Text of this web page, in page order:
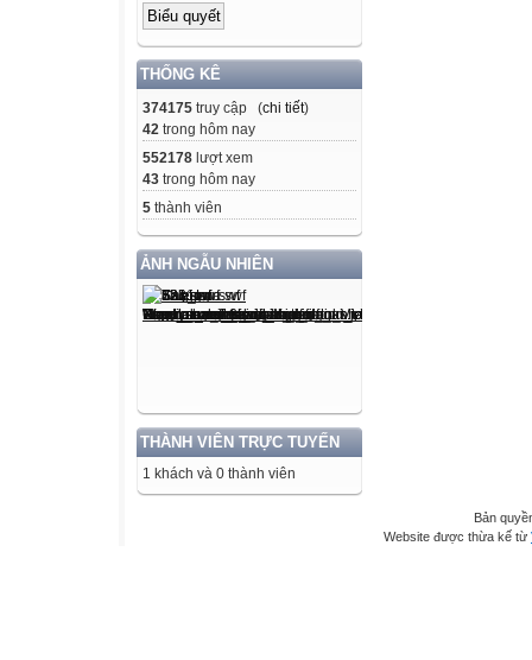
THỐNG KÊ
374175 truy cập (chi tiết)
42 trong hôm nay
552178 lượt xem
43 trong hôm nay
5 thành viên
ẢNH NGẪU NHIÊN
THÀNH VIÊN TRỰC TUYẾN
1 khách và 0 thành viên
Bản
Website được thừa kế từ